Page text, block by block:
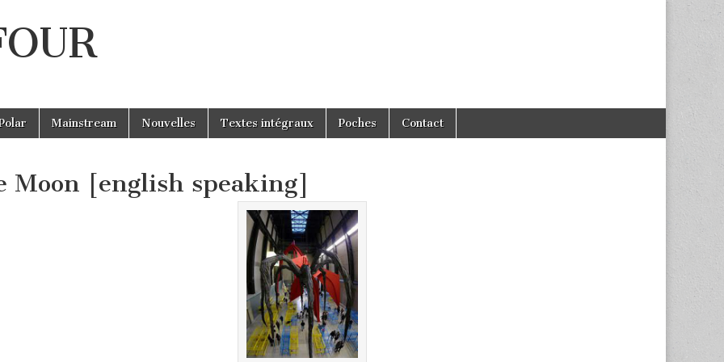
Mainstream Nouvelles Textes intégraux Poches Contact
Moon [english speaking]